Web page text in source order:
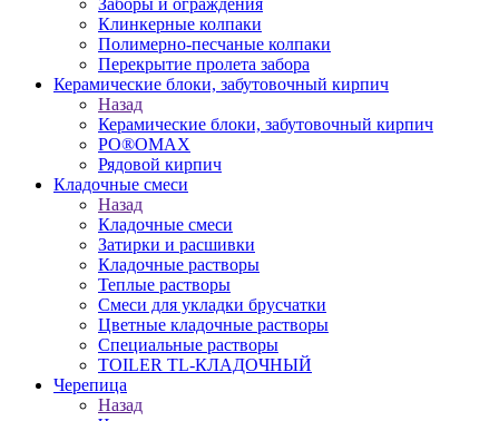
Заборы и ограждения
Клинкерные колпаки
Полимерно-песчаные колпаки
Перекрытие пролета забора
Керамические блоки, забутовочный кирпич
Назад
Керамические блоки, забутовочный кирпич
PO®OMAX
Рядовой кирпич
Кладочные смеси
Назад
Кладочные смеси
Затирки и расшивки
Кладочные растворы
Теплые растворы
Смеси для укладки брусчатки
Цветные кладочные растворы
Специальные растворы
TOILER TL-КЛАДОЧНЫЙ
Черепица
Назад